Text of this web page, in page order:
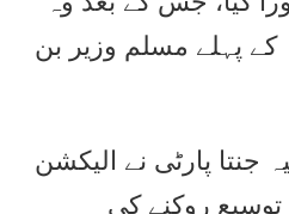
کے پہلے مسلم وزیر بن
جنتا پارٹی نے الیکشن
روکنے کی